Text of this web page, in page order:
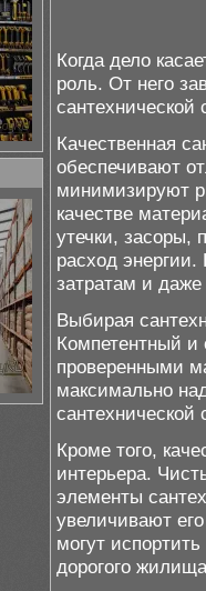
Когда дело
роль. От него
сантехнической
Качественная
обеспечивают
минимизируют
качестве
утечки, засоры,
расход
затратам и
Выбирая
Компетентный и
проверенными
максимально
сантехнической
Кроме того,
интерьера.
элементы
увеличивают
могут
дорогого